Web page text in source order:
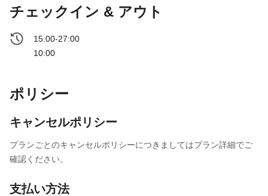
チェックイン & アウト
15:00-27:00
10:00
ポリシー
キャンセルポリシー
プランごとのキャンセルポリシーにつきましてはプラン詳細でご
確認ください。
支払い方法